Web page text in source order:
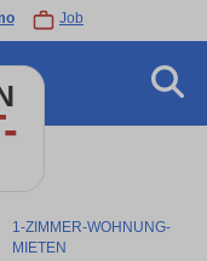
Job
1-ZIMMER-WOHNUNG-
MIETEN